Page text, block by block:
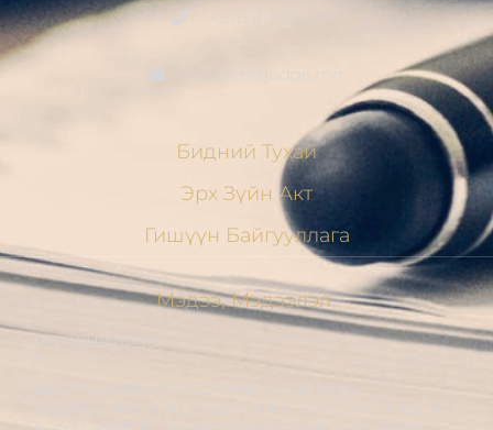
contact@judge.mn
Бидний Тухай
Эрх Зүйн Акт
Гишүүн Байгууллага
Мэдээ, Мэдээлэл
МЭНДЧИЛГЭЭ
ШҮҮГЧДИЙН ХОЛБООНЫ УДИРДАХ